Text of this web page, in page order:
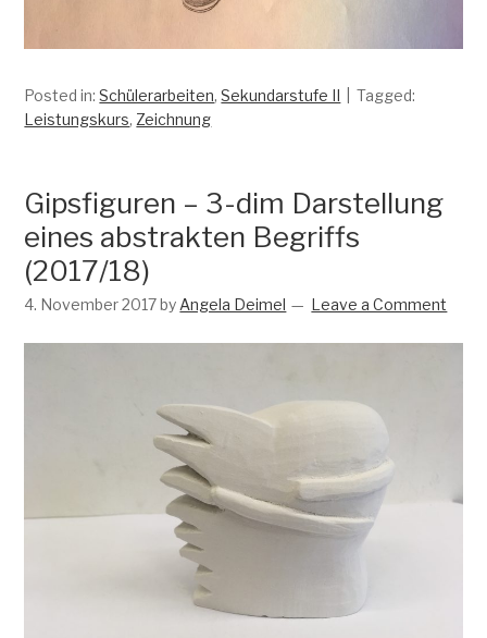
Posted in:Schülerarbeiten,Sekundarstufe II
Tagged:
Leistungskurs, Zeichnung
Gipsfiguren – 3-dim Darstellung
eines abstrakten Begriffs
(2017/18)
4. November 2017by Angela Deimel Leave a Comment